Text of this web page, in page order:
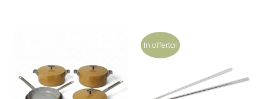
In offerta!